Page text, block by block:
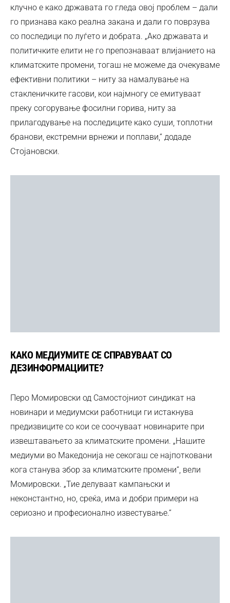
клучно е како државата го гледа овој проблем – дали
го признава како реална закана и дали го поврзува
со последици по луѓето и добрата. „Ако државата и
политичките елити не го препознаваат влијанието на
климатските промени, тогаш не можеме да очекуваме
ефективни политики – ниту за намалување на
стакленичките гасови, кои најмногу се емитуваат
преку согорување фосилни горива, ниту за
прилагодување на последиците како суши, топлотни
бранови, екстремни врнежи и поплави,“ додаде
Стојановски.
КАКО МЕДИУМИТЕ СЕ СПРАВУВААТ СО
ДЕЗИНФОРМАЦИИТЕ?
Перо Момировски од Самостојниот синдикат на
новинари и медиумски работници ги истакнува
предизвиците со кои се соочуваат новинарите при
извештавањето за климатските промени. „Нашите
медиуми во Македонија не секогаш се најпотковани
кога станува збор за климатските промени“, вели
Момировски. „Тие делуваат кампањски и
неконстантно, но, среќа, има и добри примери на
сериозно и професионално известување.“